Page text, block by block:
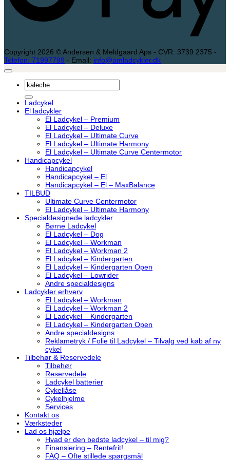
Copyright 2026 © Andersen & Meldgaard Aps - CVR. 3739 2375 -
Telefon: 71997799 - Email: info@amladcykler.dk
Søg
efter:
Ladcykel
El ladcykler
El Ladcykel – Premium
El Ladcykel – Deluxe
El Ladcykel – Ultimate Curve
El Ladcykel – Ultimate Harmony
El Ladcykel – Ultimate Curve Centermotor
Handicapcykel
Handicapcykel
Handicapcykel – El
Handicapcykel – El – MaxBalance
TILBUD
Ultimate Curve Centermotor
El Ladcykel – Ultimate Harmony
Specialdesignede ladcykler
Børne Ladcykel
El Ladcykel – Dog
El Ladcykel – Workman
El Ladcykel – Workman 2
El Ladcykel – Kindergarten
El Ladcykel – Kindergarten Open
El Ladcykel – Lowrider
Andre specialdesigns
Ladcykler erhverv
El Ladcykel – Workman
El Ladcykel – Workman 2
El Ladcykel – Kindergarten
El Ladcykel – Kindergarten Open
Andre specialdesigns
Reklametryk / Folie til Ladcykel – Tilvalg ved køb af ny
cykel
Tilbehør & Reservedele
Tilbehør
Reservedele
Ladcykel batterier
Cykellåse
Cykelhjelme
Services
Kontakt os
Værksteder
Lad os hjælpe
Hvad er den bedste ladcykel – til mig?
Finansiering – Rentefrit!
FAQ – Ofte stillede spørgsmål